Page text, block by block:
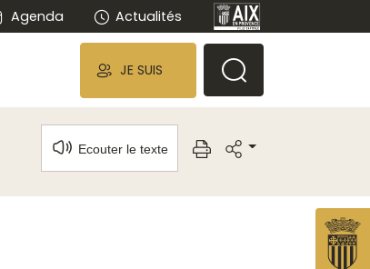
Agenda Actualités
JE SUIS
Ecouter le texte